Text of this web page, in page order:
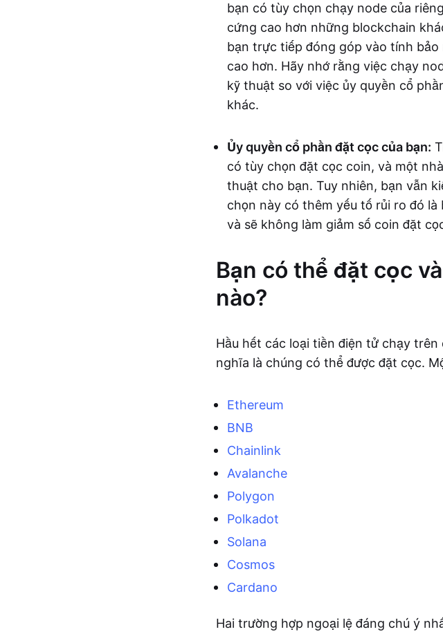
bạn có tùy chọn chạy node của
cứng cao hơn những blockchain
bạn trực tiếp đóng góp vào tính
cao hơn. Hãy nhớ rằng việc chạy
kỹ thuật so với việc ủy quyền cổ
khác.
Ủy quyền cổ phần đặt cọc của bạn:
có tùy chọn đặt cọc coin, và một
thuật cho bạn. Tuy nhiên, bạn vẫn
chọn này có thêm yếu tố rủi ro đó
và sẽ không làm giảm số coin đặt
Bạn có thể đặt cọc
nào?
Hầu hết các loại tiền điện tử chạy
nghĩa là chúng có thể được đặt cọc.
Ethereum
BNB
Chainlink
Avalanche
Polygon
Polkadot
Solana
Cosmos
Cardano
Hai trường hợp ngoại lệ đáng chú ý